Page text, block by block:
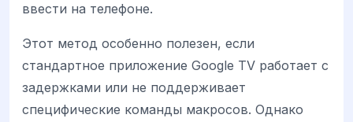
ввести на телефоне.
Этот метод особенно полезен, если
стандартное приложение Google TV работает с
задержками или не поддерживает
специфические команды макросов. Однако